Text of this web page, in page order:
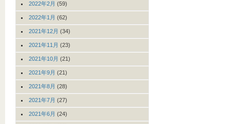
2022年2月 (59)
2022年1月 (62)
2021年12月 (34)
2021年11月 (23)
2021年10月 (21)
2021年9月 (21)
2021年8月 (28)
2021年7月 (27)
2021年6月 (24)